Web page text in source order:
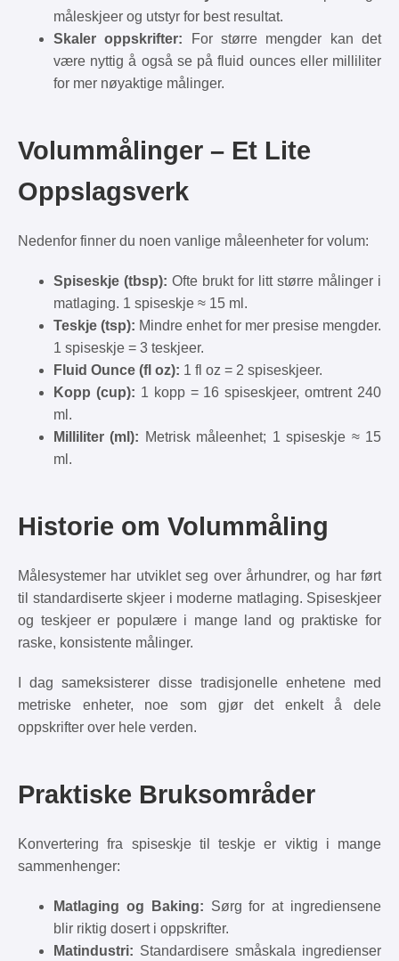
måleskjeer og utstyr for best resultat.
Skaler oppskrifter: For større mengder kan det
være nyttig å også se på fluid ounces eller milliliter
for mer nøyaktige målinger.
Volummålinger – Et Lite
Oppslagsverk
Nedenfor finner du noen vanlige måleenheter for volum:
Spiseskje (tbsp): Ofte brukt for litt større målinger i
matlaging. 1 spiseskje ≈ 15 ml.
Teskje (tsp): Mindre enhet for mer presise mengder.
1 spiseskje = 3 teskjeer.
Fluid Ounce (fl oz): 1 fl oz = 2 spiseskjeer.
Kopp (cup): 1 kopp = 16 spiseskjeer, omtrent 240
ml.
Milliliter (ml): Metrisk måleenhet; 1 spiseskje ≈ 15
ml.
Historie om Volummåling
Målesystemer har utviklet seg over århundrer, og har ført
til standardiserte skjeer i moderne matlaging. Spiseskjeer
og teskjeer er populære i mange land og praktiske for
raske, konsistente målinger.
I dag sameksisterer disse tradisjonelle enhetene med
metriske enheter, noe som gjør det enkelt å dele
oppskrifter over hele verden.
Praktiske Bruksområder
Konvertering fra spiseskje til teskje er viktig i mange
sammenhenger:
Matlaging og Baking: Sørg for at ingrediensene
blir riktig dosert i oppskrifter.
Matindustri: Standardisere småskala ingredienser